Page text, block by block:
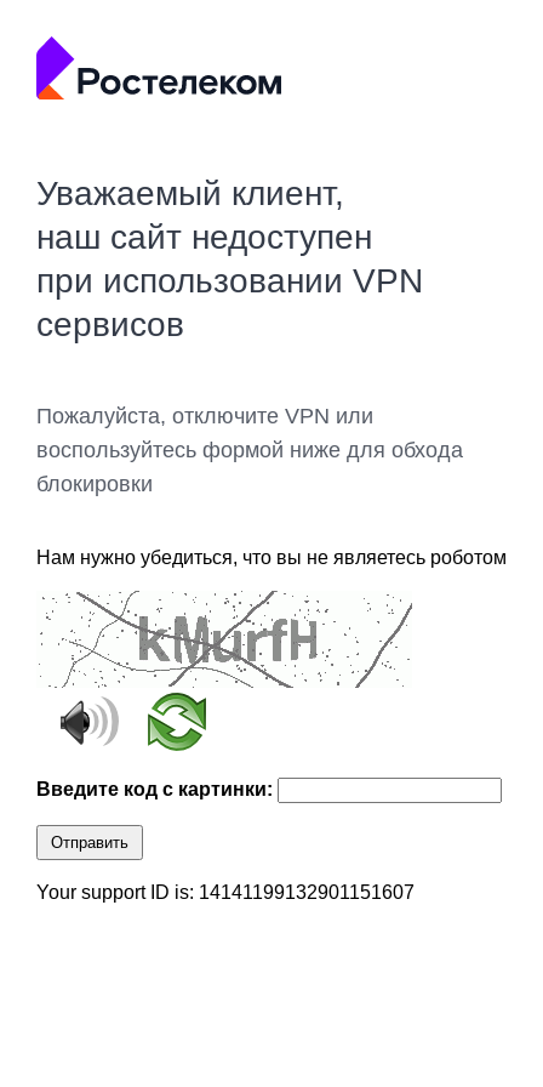
Уважаемый клиент,
наш сайт недоступен
при использовании VPN
сервисов
Пожалуйста, отключите VPN или
воспользуйтесь формой ниже для обхода
блокировки
Нам нужно убедиться, что вы не являетесь роботом
Введите код с картинки:
Отправить
Your support ID is: 14141199132901151607